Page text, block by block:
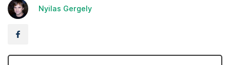
Nyilas Gergely